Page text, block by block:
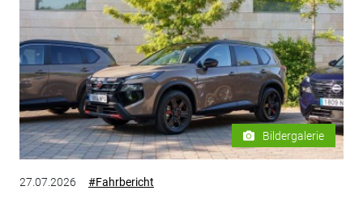
Bildergalerie
27.07.2026 #Fahrbericht